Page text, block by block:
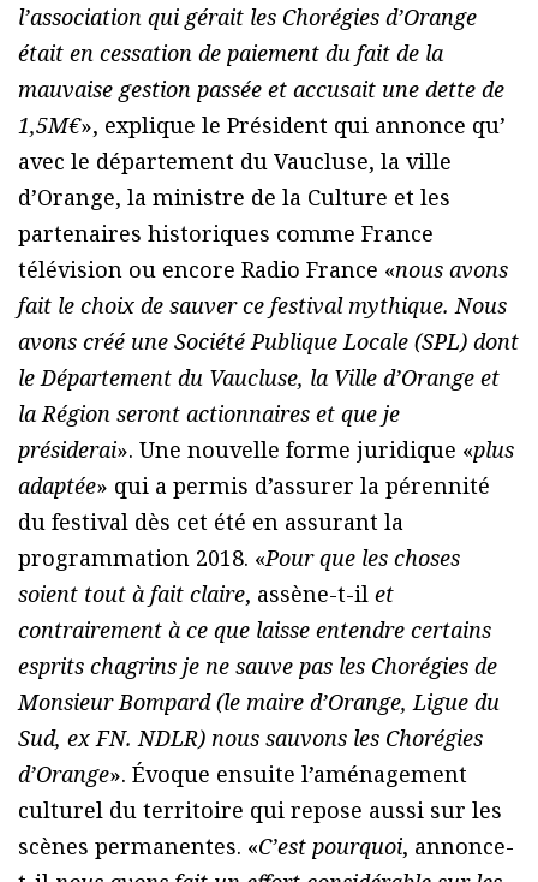
l’association qui gérait les Chorégies d’Orange
était en cessation de paiement du fait de la
mauvaise gestion passée et accusait une dette de
1,5M€», explique le Président qui annonce qu’
avec le département du Vaucluse, la ville
d’Orange, la ministre de la Culture et les
partenaires historiques comme France
télévision ou encore Radio France «nous avons
fait le choix de sauver ce festival mythique. Nous
avons créé une Société Publique Locale (SPL) dont
le Département du Vaucluse, la Ville d’Orange et
la Région seront actionnaires et que je
présiderai». Une nouvelle forme juridique «plus
adaptée» qui a permis d’assurer la pérennité
du festival dès cet été en assurant la
programmation 2018. «Pour que les choses
soient tout à fait claire, assène-t-il et
contrairement à ce que laisse entendre certains
esprits chagrins je ne sauve pas les Chorégies de
Monsieur Bompard (le maire d’Orange, Ligue du
Sud, ex FN. NDLR) nous sauvons les Chorégies
d’Orange». Évoque ensuite l’aménagement
culturel du territoire qui repose aussi sur les
scènes permanentes. «C’est pourquoi, annonce-